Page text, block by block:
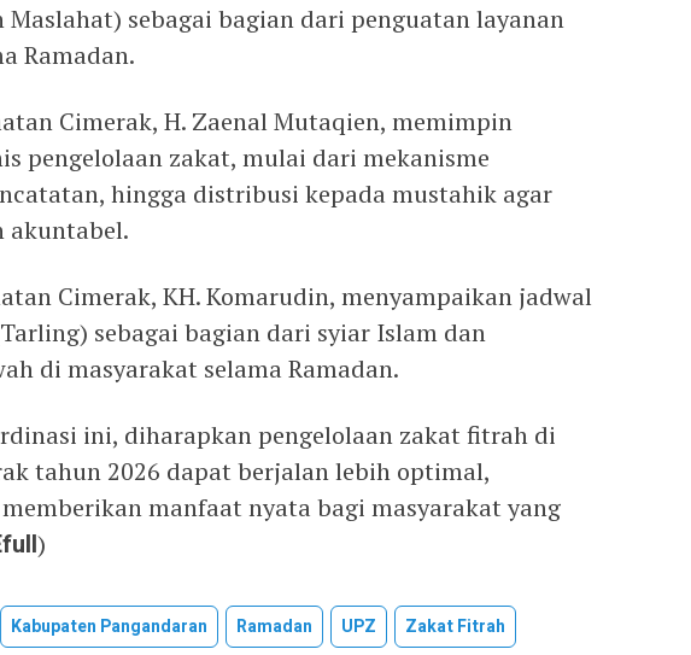
Maslahat) sebagai bagian dari penguatan layanan
Ramadan.
Cimerak, H. Zaenal Mutaqien, memimpin
pengelolaan zakat, mulai dari mekanisme
hingga distribusi kepada mustahik agar
akuntabel.
Cimerak, KH. Komarudin, menyampaikan jadwal
sebagai bagian dari syiar Islam dan
di masyarakat selama Ramadan.
ini, diharapkan pengelolaan zakat fitrah di
tahun 2026 dapat berjalan lebih optimal,
manfaat nyata bagi masyarakat yang
)
Kabupaten Pangandaran Ramadan UPZ Zakat Fitrah